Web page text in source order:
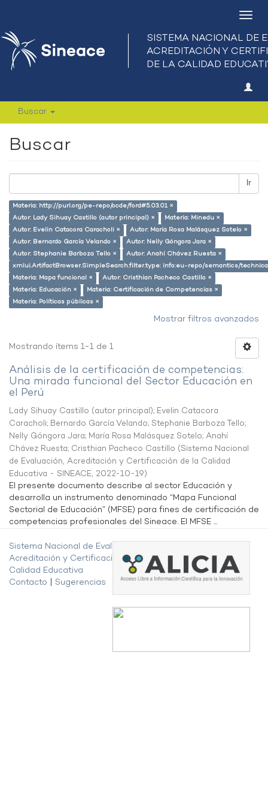
Buscar
Buscar
Ir
Materia: http://purl.org/pe-repo/ocde/ford#5.03.01 ×
Autor: Lady Sihuay Castillo (autor principal) ×
Materia: Minedu ×
Autor: Evelin Catacora Caracholi ×
Autor: María Rosa Malásquez Sotelo ×
Autor: Bernardo García Velando ×
Autor: Nelly Góngora Jara ×
Autor: Stephanie Barboza Tello ×
Autor: Anahí Chávez Ruesta ×
xmlui.ArtifactBrowser.SimpleSearch.filter.type: info:eu-repo/semantics/
Materia: Mapa funcional ×
Autor: Cristhian Pacheco Castillo ×
Materia: Educación ×
Materia: Certificación de Competencias ×
Materia: Políticas públicas ×
Mostrar filtros avanzados
Mostrando ítems 1-1 de 1
Análisis de la certificación de competencias:
Una mirada funcional del Sector Educación en
el Perú
Lady Sihuay Castillo (autor principal); Evelin Catacora
Caracholi; Bernardo García Velando; Stephanie Barboza Tello;
Nelly Góngora Jara; María Rosa Malásquez Sotelo; Anahí
Chávez Ruesta; Cristhian Pacheco Castillo (Sistema Nacional
de Evaluación, Acreditación y Certificación de la Calidad
Educativa - SINEACE, 2022-10-19)
El presente documento describe al sector Educación y
desarrolla un instrumento denominado “Mapa Funcional
Sectorial de Educación” (MFSE) para fines de certificación de
competencias profesionales del Sineace. El MFSE ...
Sistema Nacional de Evaluación,
Acreditación y Certificación de la
Calidad Educativa
Contacto
Sugerencias